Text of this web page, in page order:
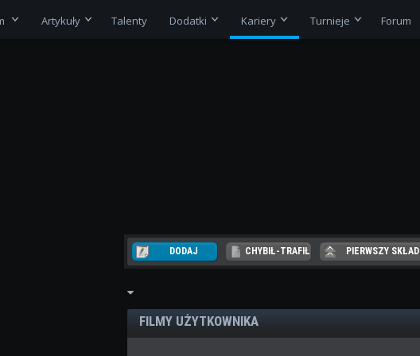
Artykuły Talenty Dodatki Kariery Turnieje Forum
DODAJ CHYBIŁ-TRAFIŁ PIERWSZY SKŁAD
FILMY UŻYTKOWNIKA